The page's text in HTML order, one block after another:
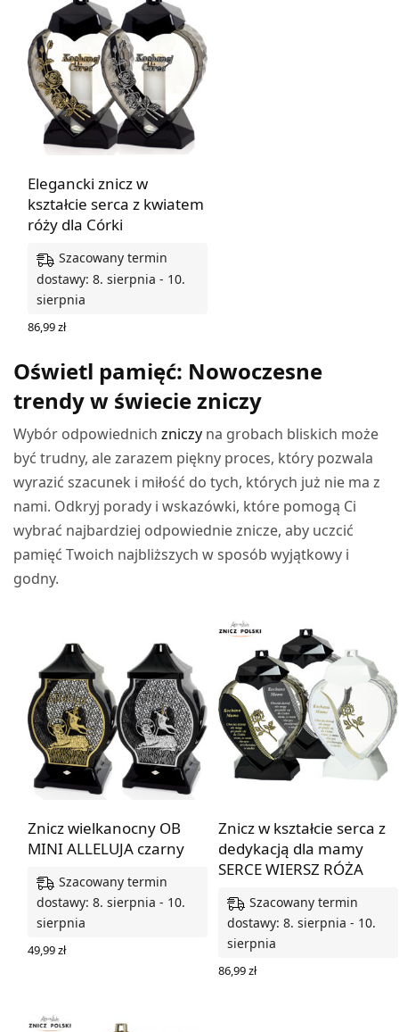
Elegancki znicz w
kształcie serca z kwiatem
róży dla Córki
Szacowany termin
dostawy: 8. sierpnia - 10.
sierpnia
86,99zł
Oświetl pamięć: Nowoczesne
trendy w świecie zniczy
Wybór odpowiednichzniczy na grobach bliskich może
być trudny, ale zarazem piękny proces, który pozwala
wyrazić szacunek i miłość do tych, których już nie ma z
nami. Odkryj porady i wskazówki, które pomogą Ci
wybrać najbardziej odpowiednie znicze, aby uczcić
pamięć Twoich najbliższych w sposób wyjątkowy i
godny.
Znicz wielkanocny OB
MINI ALLELUJA czarny
Szacowany termin
dostawy: 8. sierpnia - 10.
sierpnia
49,99zł
Znicz w kształcie serca z
dedykacją dla mamy
SERCE WIERSZ RÓŻA
Szacowany termin
dostawy: 8. sierpnia - 10.
sierpnia
86,99zł